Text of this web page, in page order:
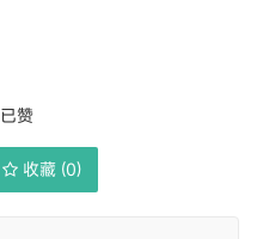
已赞
收藏 (0)